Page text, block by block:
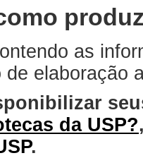
as
de elaboração
da USP?
.